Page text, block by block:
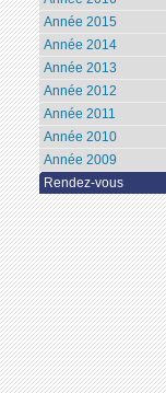
Année 2015
Année 2014
Année 2013
Année 2012
Année 2011
Année 2010
Année 2009
Rendez-vous